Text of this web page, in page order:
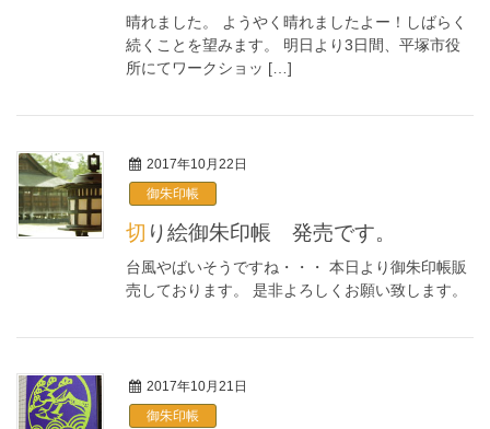
晴れました。 ようやく晴れましたよー！しばらく
続くことを望みます。 明日より3日間、平塚市役
所にてワークショッ […]
2017年10月22日
御朱印帳
切り絵御朱印帳 発売です。
台風やばいそうですね・・・ 本日より御朱印帳販
売しております。 是非よろしくお願い致します。
2017年10月21日
御朱印帳